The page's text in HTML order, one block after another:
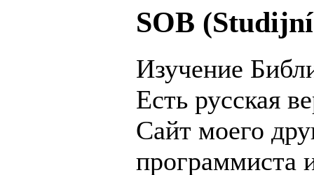
SOB
Изучение
Есть русская
Сайт моего
программиста